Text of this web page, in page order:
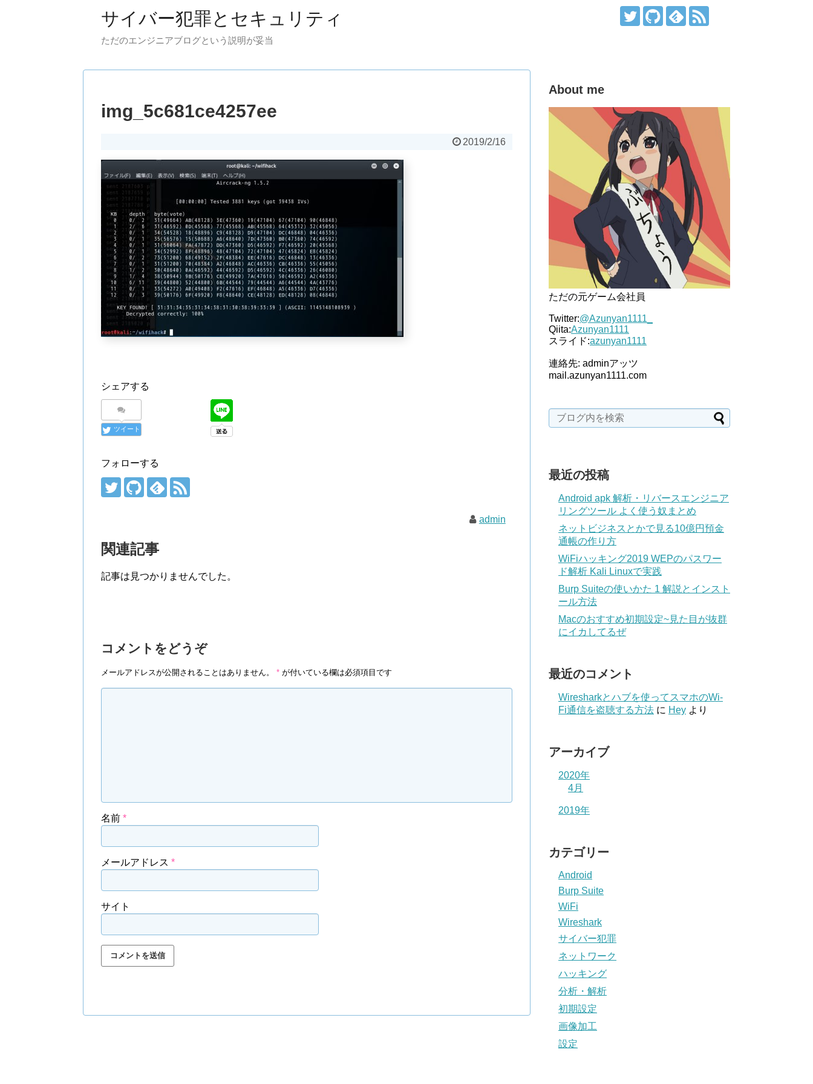
サイバー犯罪とセキュリティ
ただのエンジニアブログという説明が妥当
img_5c681ce4257ee
2019/2/16
シェアする
ツイート
フォローする
admin
関連記事
記事は見つかりませんでした。
コメントをどうぞ
メールアドレスが公開されることはありません。 * が付いている欄は必須項目です
名前 *
メールアドレス *
サイト
About me
ただの元ゲーム会社員
Twitter:@Azunyan1111_
Qiita:Azunyan1111
スライド:azunyan1111
連絡先: adminアッツ
mail.azunyan1111.com
最近の投稿
Android apk 解析・リバースエンジニア
リングツール よく使う奴まとめ
ネットビジネスとかで見る10億円預金
通帳の作り方
WiFiハッキング2019 WEPのパスワー
ド解析 Kali Linuxで実践
Burp Suiteの使いかた 1 解説とインスト
ール方法
Macのおすすめ初期設定~見た目が抜群
にイカしてるぜ
最近のコメント
Wiresharkとハブを使ってスマホのWi-
Fi通信を盗聴する方法 に Hey より
アーカイブ
2020年
4月
2019年
カテゴリー
Android
Burp Suite
WiFi
Wireshark
サイバー犯罪
ネットワーク
ハッキング
分析・解析
初期設定
画像加工
設定